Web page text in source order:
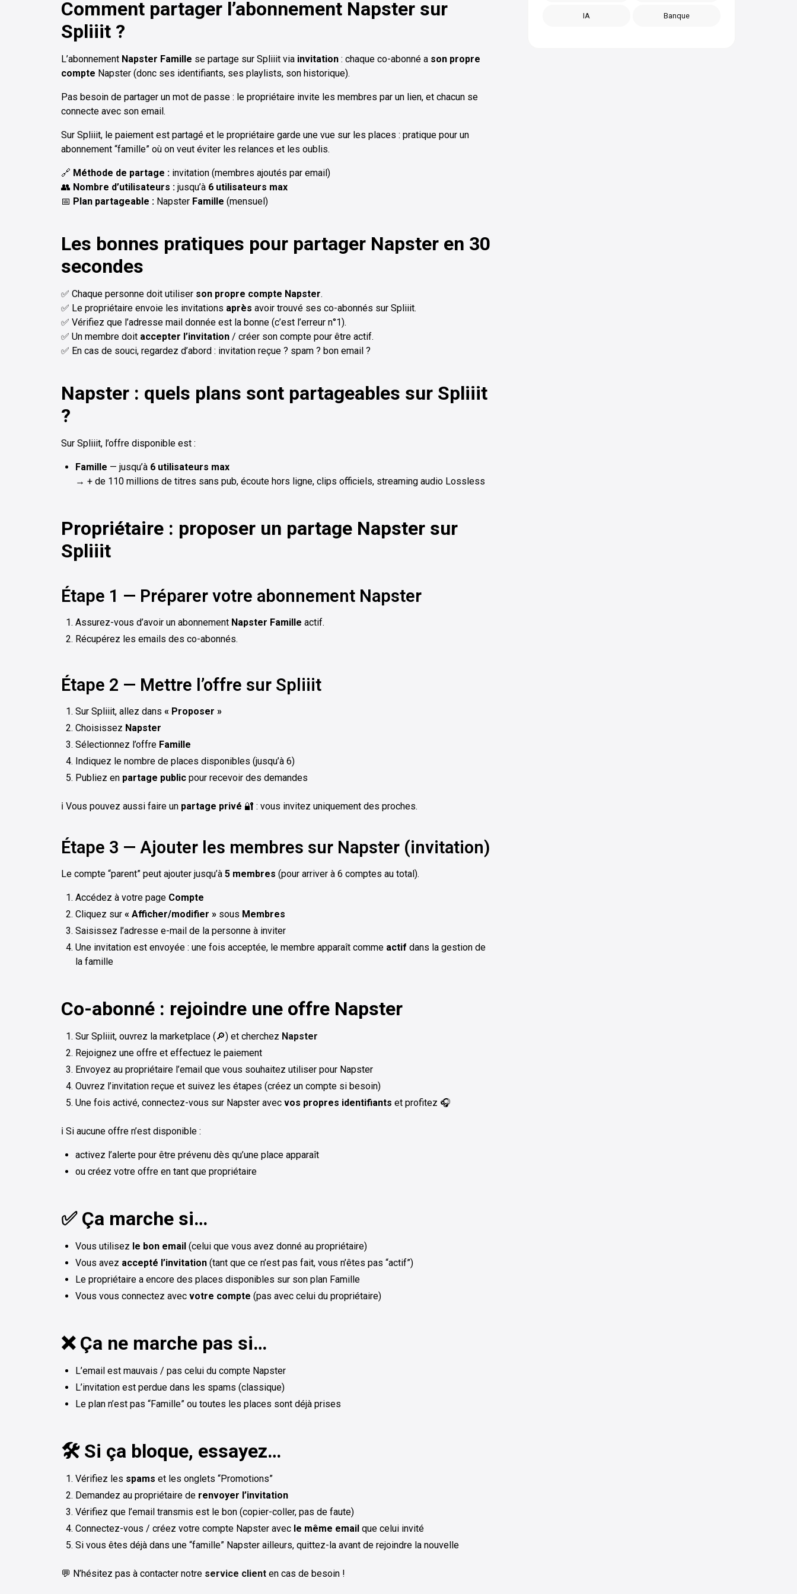
Comment partager l’abonnement Napster sur
Spliiit ?
L’abonnement Napster Famille se partage sur Spliiit via invitation : chaque co-abonné a son propre
compte Napster (donc ses identifiants, ses playlists, son historique).
Pas besoin de partager un mot de passe : le propriétaire invite les membres par un lien, et chacun se
connecte avec son email.
Sur Spliiit, le paiement est partagé et le propriétaire garde une vue sur les places : pratique pour un
abonnement “famille” où on veut éviter les relances et les oublis.
🔗 Méthode de partage : invitation (membres ajoutés par email)
👥 Nombre d’utilisateurs : jusqu’à 6 utilisateurs max
📅 Plan partageable : Napster Famille (mensuel)
Les bonnes pratiques pour partager Napster en 30
secondes
✅ Chaque personne doit utiliser son propre compte Napster.
✅ Le propriétaire envoie les invitations après avoir trouvé ses co-abonnés sur Spliiit.
✅ Vérifiez que l’adresse mail donnée est la bonne (c’est l’erreur n°1).
✅ Un membre doit accepter l’invitation / créer son compte pour être actif.
✅ En cas de souci, regardez d’abord : invitation reçue ? spam ? bon email ?
Napster : quels plans sont partageables sur Spliiit
?
Sur Spliiit, l’offre disponible est :
Famille — jusqu’à 6 utilisateurs max
→ + de 110 millions de titres sans pub, écoute hors ligne, clips officiels, streaming audio Lossless
Propriétaire : proposer un partage Napster sur
Spliiit
Étape 1 — Préparer votre abonnement Napster
Assurez-vous d’avoir un abonnement Napster Famille actif.
Récupérez les emails des co-abonnés.
Étape 2 — Mettre l’offre sur Spliiit
Sur Spliiit, allez dans « Proposer »
Choisissez Napster
Sélectionnez l’offre Famille
Indiquez le nombre de places disponibles (jusqu’à 6)
Publiez en partage public pour recevoir des demandes
ℹ️ Vous pouvez aussi faire un partage privé 🔐 : vous invitez uniquement des proches.
Étape 3 — Ajouter les membres sur Napster (invitation)
Le compte “parent” peut ajouter jusqu’à 5 membres (pour arriver à 6 comptes au total).
Accédez à votre page Compte
Cliquez sur « Afficher/modifier » sous Membres
Saisissez l’adresse e-mail de la personne à inviter
Une invitation est envoyée : une fois acceptée, le membre apparaît comme actif dans la gestion de
la famille
Co-abonné : rejoindre une offre Napster
Sur Spliiit, ouvrez la marketplace (🔎) et cherchez Napster
Rejoignez une offre et effectuez le paiement
Envoyez au propriétaire l’email que vous souhaitez utiliser pour Napster
Ouvrez l’invitation reçue et suivez les étapes (créez un compte si besoin)
Une fois activé, connectez-vous sur Napster avec vos propres identifiants et profitez 🎧
ℹ️ Si aucune offre n’est disponible :
activez l’alerte pour être prévenu dès qu’une place apparaît
ou créez votre offre en tant que propriétaire
✅ Ça marche si…
Vous utilisez le bon email (celui que vous avez donné au propriétaire)
Vous avez accepté l’invitation (tant que ce n’est pas fait, vous n’êtes pas “actif”)
Le propriétaire a encore des places disponibles sur son plan Famille
Vous vous connectez avec votre compte (pas avec celui du propriétaire)
❌ Ça ne marche pas si…
L’email est mauvais / pas celui du compte Napster
L’invitation est perdue dans les spams (classique)
Le plan n’est pas “Famille” ou toutes les places sont déjà prises
🛠️ Si ça bloque, essayez…
Vérifiez les spams et les onglets “Promotions”
Demandez au propriétaire de renvoyer l’invitation
Vérifiez que l’email transmis est le bon (copier-coller, pas de faute)
Connectez-vous / créez votre compte Napster avec le même email que celui invité
Si vous êtes déjà dans une “famille” Napster ailleurs, quittez-la avant de rejoindre la nouvelle
💬 N’hésitez pas à contacter notre service client en cas de besoin !
IA Banque